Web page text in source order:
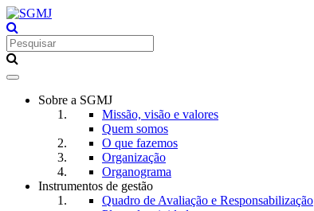
Toggle
navigationSobre a SGMJ
Missão, visão e valores
Quem somos
O que fazemos
Organização
Organograma
Instrumentos de gestão
Quadro de Avaliação e Responsabilização